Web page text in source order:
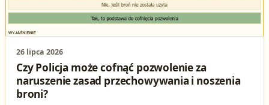
26 lipca 2026
Czy Policja może cofnąć pozwolenie za
naruszenie zasad przechowywania i noszenia
broni?